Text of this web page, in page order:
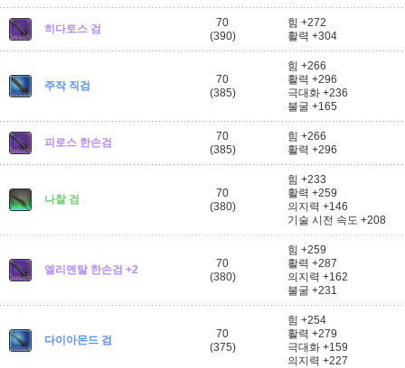
히다토스 검
70
(390)
힘 +272
활력 +304
주작 직검
70
(385)
힘 +266
활력 +296
극대화 +236
불굴 +165
피로스 한손검
70
(385)
힘 +266
활력 +296
나찰 검
70
(380)
힘 +233
활력 +259
의지력 +146
기술 시전 속도 +208
엘리멘탈 한손검 +2
70
(380)
힘 +259
활력 +287
의지력 +162
불굴 +231
다이아몬드 검
70
(375)
힘 +254
활력 +279
극대화 +159
의지력 +227